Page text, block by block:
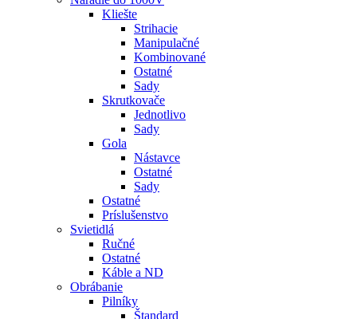
Kliešte
Strihacie
Manipulačné
Kombinované
Ostatné
Sady
Skrutkovače
Jednotlivo
Sady
Gola
Nástavce
Ostatné
Sady
Ostatné
Príslušenstvo
Svietidlá
Ručné
Ostatné
Káble a ND
Obrábanie
Pilníky
Štandard